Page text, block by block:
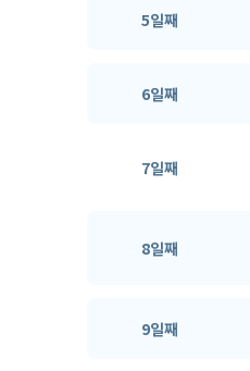
5일째
6일째
7일째
8일째
9일째